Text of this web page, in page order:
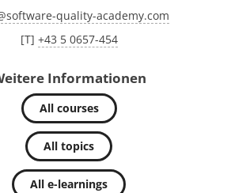
software-quality-academy.com
[T] +43 5 0657-454
Informationen
All courses
All topics
All e-learnings